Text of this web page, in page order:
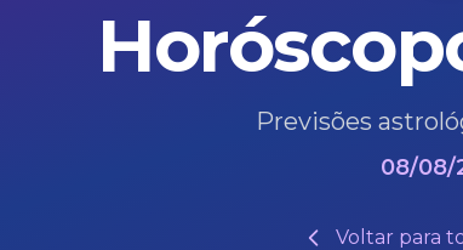
Previsões
08/08/
Voltar para